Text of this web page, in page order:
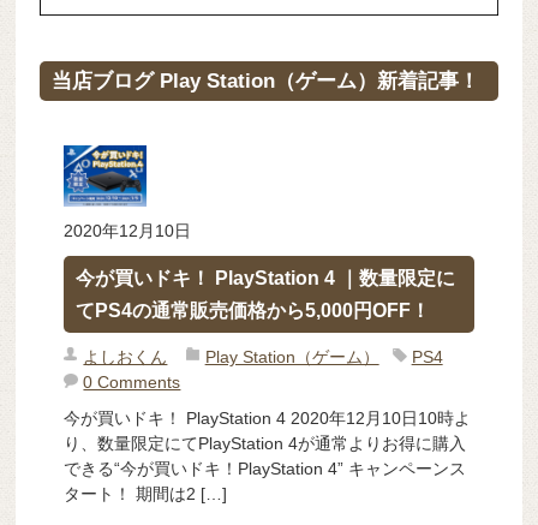
当店ブログ Play Station（ゲーム）新着記事！
2020年12月10日
今が買いドキ！ PlayStation 4 ｜数量限定に
てPS4の通常販売価格から5,000円OFF！
よしおくん Play Station（ゲーム）
PS4
0 Comments
今が買いドキ！ PlayStation 4 2020年12月10日10時よ
り、数量限定にてPlayStation 4が通常よりお得に購入
できる“今が買いドキ！PlayStation 4” キャンペーンス
タート！ 期間は2 […]